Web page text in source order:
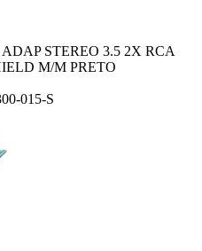
STEREO 3.5 2X RCA
M/M PRETO
015-S